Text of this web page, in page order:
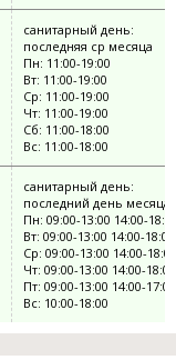
санитарный день:
последняя ср месяца
Пн: 11:00-19:00
Вт: 11:00-19:00
Ср: 11:00-19:00
Чт: 11:00-19:00
Сб: 11:00-18:00
Вс: 11:00-18:00
санитарный день:
последний день месяца
Пн: 09:00-13:00 14:00-
Вт: 09:00-13:00 14:00-18:00
Ср: 09:00-13:00 14:00-18:00
Чт: 09:00-13:00 14:00-18:00
Пт: 09:00-13:00 14:00-17:00
Вс: 10:00-18:00